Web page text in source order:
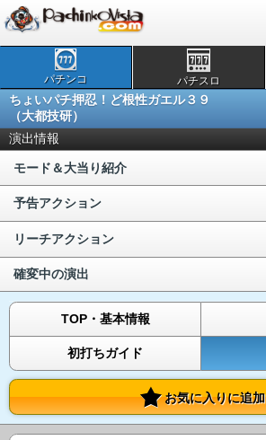
パチンコ パチスロ
ちょいパチ押忍！ど根性ガエル３９
（大都技研）
演出情報
モード＆大当り紹介
予告アクション
リーチアクション
確変中の演出
TOP・基本情報
初打ちガイド
お気に入りに追加